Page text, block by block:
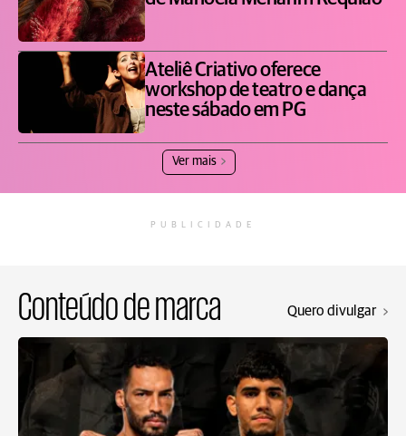
Ateliê Criativo oferece
workshop de teatro e dança
neste sábado em PG
Ver mais
PUBLICIDADE
Conteúdo de marca Quero divulgar